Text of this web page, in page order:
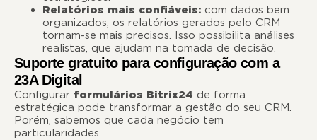
Relatórios mais confiáveis: com dados bem
organizados, os relatórios gerados pelo CRM
tornam-se mais precisos. Isso possibilita análises
realistas, que ajudam na tomada de decisão.
Suporte gratuito para configuração com a
23A Digital
Configurar formulários Bitrix24 de forma
estratégica pode transformar a gestão do seu CRM.
Porém, sabemos que cada negócio tem
particularidades.